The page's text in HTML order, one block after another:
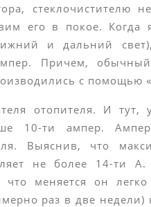
стеклочистителю
его в покое.
и дальний
Причем, обычный
с помощью
отопителя. И тут,
10-ти ампер.
Выяснив, что
не более 14-
что меняется он
раз в две недели)